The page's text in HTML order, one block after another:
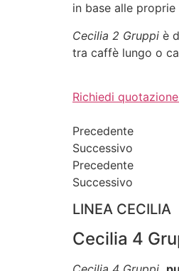
in base alle proprie
Cecilia 2 Gruppi è
tra caffè lungo o
Richiedi
Precedente
Successivo
Precedente
Successivo
LINEA CECILIA
Cecilia 4